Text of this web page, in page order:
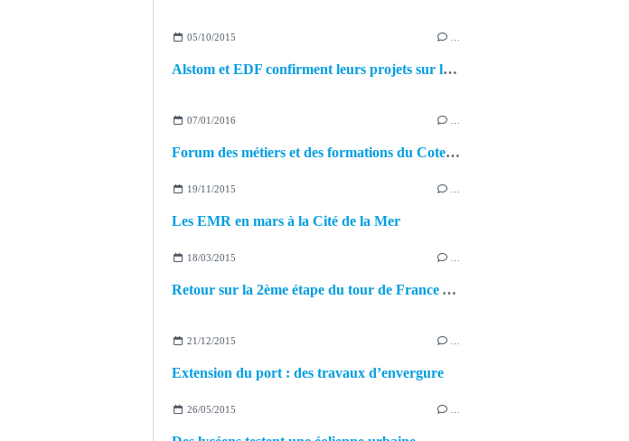
05/10/2015
Alstom et EDF confirment leurs projets sur le port
07/01/2016
Forum des métiers et des formations du Cotentin
19/11/2015
Les EMR en mars à la Cité de la Mer
18/03/2015
Retour sur la 2ème étape du tour de France ANDRH
21/12/2015
Extension du port : des travaux d’envergure
26/05/2015